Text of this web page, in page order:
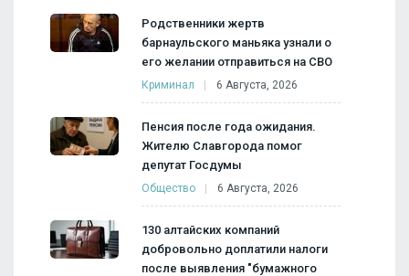
Родственники жертв
барнаульского маньяка узнали о
его желании отправиться на СВО
Криминал 6 Августа, 2026
Пенсия после года ожидания.
Жителю Славгорода помог
депутат Госдумы
Общество 6 Августа, 2026
130 алтайских компаний
добровольно доплатили налоги
после выявления "бумажного